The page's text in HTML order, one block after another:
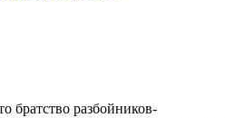
братство разбойников-